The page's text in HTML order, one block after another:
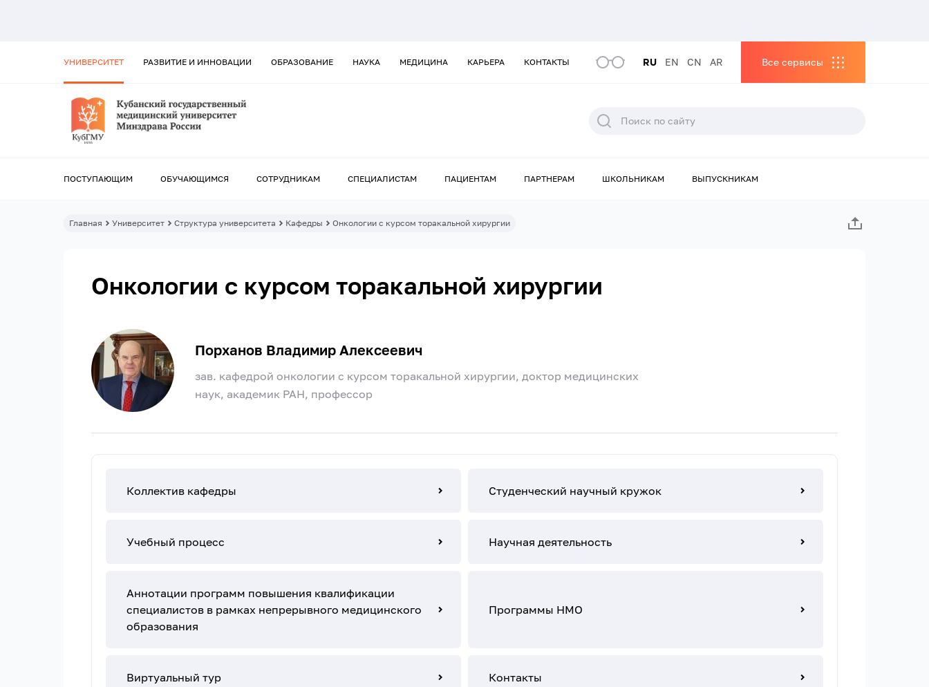
УНИВЕРСИТЕТ РАЗВИТИЕ И ИННОВАЦИИ ОБРАЗОВАНИЕ НАУКА МЕДИЦИНА КАРЬЕРА КОНТАКТЫ RU EN CN AR Все сервисы
ПОСТУПАЮЩИМ ОБУЧАЮЩИМСЯ СОТРУДНИКАМ СПЕЦИАЛИСТАМ ПАЦИЕНТАМ ПАРТНЕРАМ ШКОЛЬНИКАМ ВЫПУСКНИКАМ
Главная Университет Структура университета Кафедры Онкологии с курсом торакальной хирургии
Онкологии с курсом торакальной хирургии
Порханов Владимир Алексеевич
зав. кафедрой онкологии с курсом торакальной хирургии, доктор медицинских
наук, академик РАН, профессор
Коллектив кафедры Студенческий научный кружок
Учебный процесс Научная деятельность
Аннотации программ повышения квалификации
специалистов в рамках непрерывного медицинского
образования
Программы НМО
Виртуальный тур Контакты